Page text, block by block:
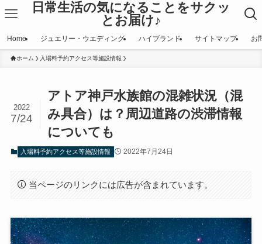
日常生活の気になることをサクッ
とお届け♪
Home ジュエリー・ウエディング ハイブランド サイトマップ お
ホーム 入場料予約アクセス等施設情報
アトア神戸水族館の混雑状況（混
み具合）は？周辺道路の渋滞情報
についても
2022
7/24
入場料予約アクセス等施設情報 2022年7月24日
当ページのリンクには広告が含まれています。